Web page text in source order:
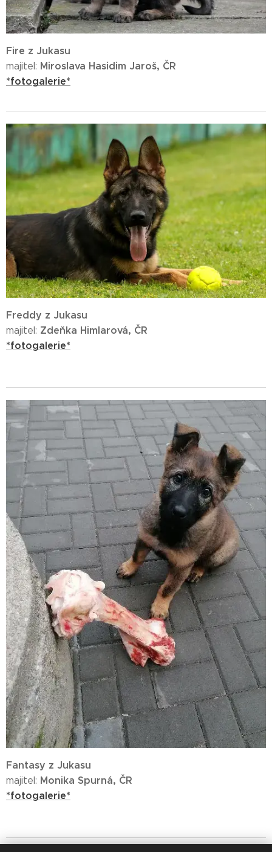
Fire z Jukasu
majitel: Miroslava Hasidim Jaroš, ČR
*fotogalerie*
Freddy z Jukasu
majitel: Zdeňka Himlarová, ČR
*fotogalerie*
Fantasy z Jukasu
majitel: Monika Spurná, ČR
*fotogalerie*